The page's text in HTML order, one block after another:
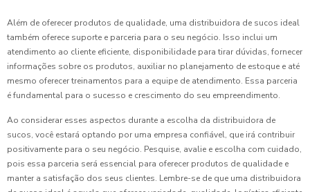
Além de oferecer produtos de qualidade, uma distribuidora de sucos ideal
também oferece suporte e parceria para o seu negócio. Isso inclui um
atendimento ao cliente eficiente, disponibilidade para tirar dúvidas, fornecer
informações sobre os produtos, auxiliar no planejamento de estoque e até
mesmo oferecer treinamentos para a equipe de atendimento. Essa parceria
é fundamental para o sucesso e crescimento do seu empreendimento.
Ao considerar esses aspectos durante a escolha da distribuidora de
sucos, você estará optando por uma empresa confiável, que irá contribuir
positivamente para o seu negócio. Pesquise, avalie e escolha com cuidado,
pois essa parceria será essencial para oferecer produtos de qualidade e
manter a satisfação dos seus clientes. Lembre-se de que uma distribuidora